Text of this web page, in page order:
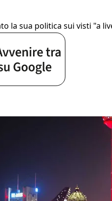
la sua politica sui visti "a